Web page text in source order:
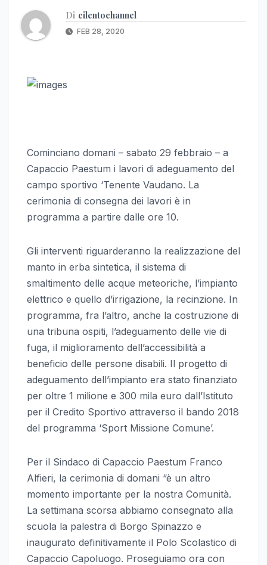
Di cilentochannel
FEB 28, 2020
Cominciano domani – sabato 29 febbraio – a
Capaccio Paestum i lavori di adeguamento del
campo sportivo ‘Tenente Vaudano. La
cerimonia di consegna dei lavori è in
programma a partire dalle ore 10.
Gli interventi riguarderanno la realizzazione del
manto in erba sintetica, il sistema di
smaltimento delle acque meteoriche, l’impianto
elettrico e quello d’irrigazione, la recinzione. In
programma, fra l’altro, anche la costruzione di
una tribuna ospiti, l’adeguamento delle vie di
fuga, il miglioramento dell’accessibilità a
beneficio delle persone disabili. Il progetto di
adeguamento dell’impianto era stato finanziato
per oltre 1 milione e 300 mila euro dall’Istituto
per il Credito Sportivo attraverso il bando 2018
del programma ‘Sport Missione Comune’.
Per il Sindaco di Capaccio Paestum Franco
Alfieri, la cerimonia di domani “è un altro
momento importante per la nostra Comunità.
La settimana scorsa abbiamo consegnato alla
scuola la palestra di Borgo Spinazzo e
inaugurato definitivamente il Polo Scolastico di
Capaccio Capoluogo. Proseguiamo ora con